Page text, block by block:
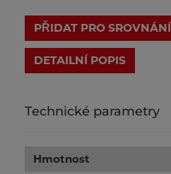
PŘIDAT PRO SROVNÁNÍ
DETAILNÍ POPIS
Technické parametry
Hmotnost